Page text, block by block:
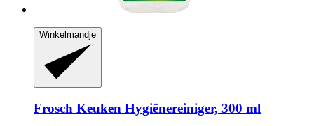
Winkelmandje
Frosch Keuken Hygiënereiniger, 300 ml